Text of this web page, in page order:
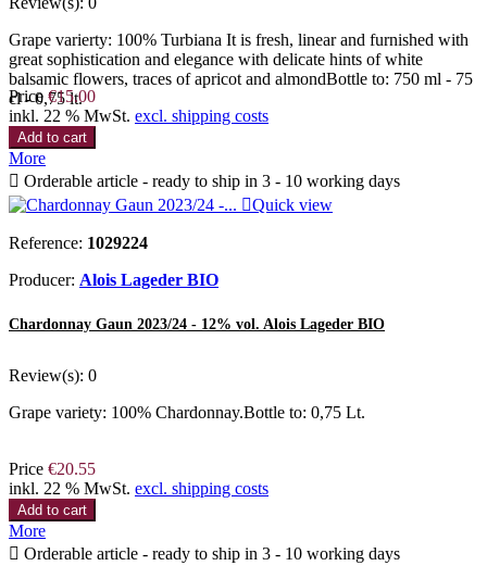
Grape varierty: 100% Turbiana It is fresh, linear and furnished with
great sophistication and elegance with delicate hints of white
balsamic flowers, traces of apricot and almondBottle to: 750 ml - 75
cl - 0,75 lt.
Price €15.00
inkl. 22 % MwSt. excl. shipping costs
Add to cart
More
 Orderable article - ready to ship in 3 - 10 working days
Quick view
Reference: 1029224
Producer: Alois Lageder BIO
Chardonnay Gaun 2023/24 - 12% vol. Alois Lageder BIO
Review(s): 0
Grape variety: 100% Chardonnay.Bottle to: 0,75 Lt.
Price €20.55
inkl. 22 % MwSt. excl. shipping costs
Add to cart
More
 Orderable article - ready to ship in 3 - 10 working days